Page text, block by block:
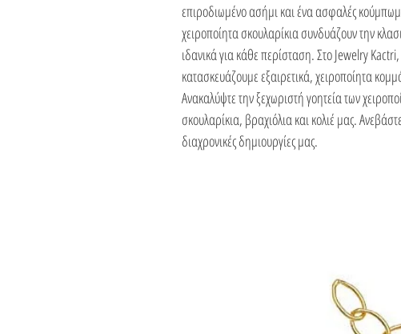
επιροδιωμένο ασήμι και ένα ασφαλές
χειροποίητα σκουλαρίκια συνδυάζουν την
ιδανικά για κάθε περίσταση. Στο Jewelry
κατασκευάζουμε εξαιρετικά, χειροποίητα
Ανακαλύψτε την ξεχωριστή γοητεία των
σκουλαρίκια, βραχιόλια και κολιέ μας.
διαχρονικές δημιουργίες μας.